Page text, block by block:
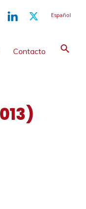
Español
Contacto